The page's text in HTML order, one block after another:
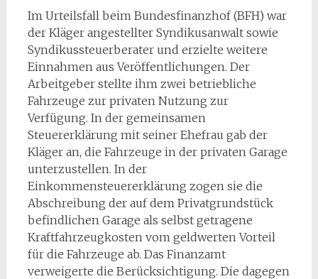
Im Urteilsfall beim Bundesfinanzhof (BFH) war
der Kläger angestellter Syndikusanwalt sowie
Syndikussteuerberater und erzielte weitere
Einnahmen aus Veröffentlichungen. Der
Arbeitgeber stellte ihm zwei betriebliche
Fahrzeuge zur privaten Nutzung zur
Verfügung. In der gemeinsamen
Steuererklärung mit seiner Ehefrau gab der
Kläger an, die Fahrzeuge in der privaten Garage
unterzustellen. In der
Einkommensteuererklärung zogen sie die
Abschreibung der auf dem Privatgrundstück
befindlichen Garage als selbst getragene
Kraftfahrzeugkosten vom geldwerten Vorteil
für die Fahrzeuge ab. Das Finanzamt
verweigerte die Berücksichtigung. Die dagegen